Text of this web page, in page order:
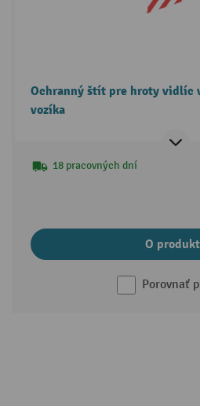
Ochranný štít pre hroty vidlíc
vozíka
18 pracovných dní
O
Porovnať